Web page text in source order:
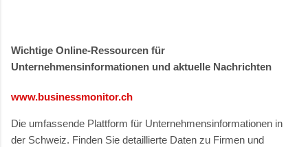
Wichtige Online-Ressourcen für
Unternehmensinformationen und aktuelle Nachrichten
www.businessmonitor.ch
Die umfassende Plattform für Unternehmensinformationen in
der Schweiz. Finden Sie detaillierte Daten zu Firmen und